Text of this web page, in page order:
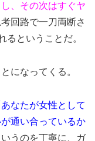
、その次はすぐヤ
回路で一刀両断さ
るということだ。
になってくる。
あなたが女性として
通い合っているか
いうのを丁寧に、ガ